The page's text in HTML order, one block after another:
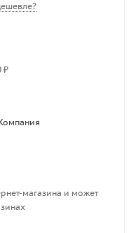
₽
магазина и может